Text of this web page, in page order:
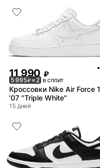
11 990 ₽
5 995₽× 2 в сплит
Кроссовки Nike Air Force 1
'07 "Triple White"
15 дней